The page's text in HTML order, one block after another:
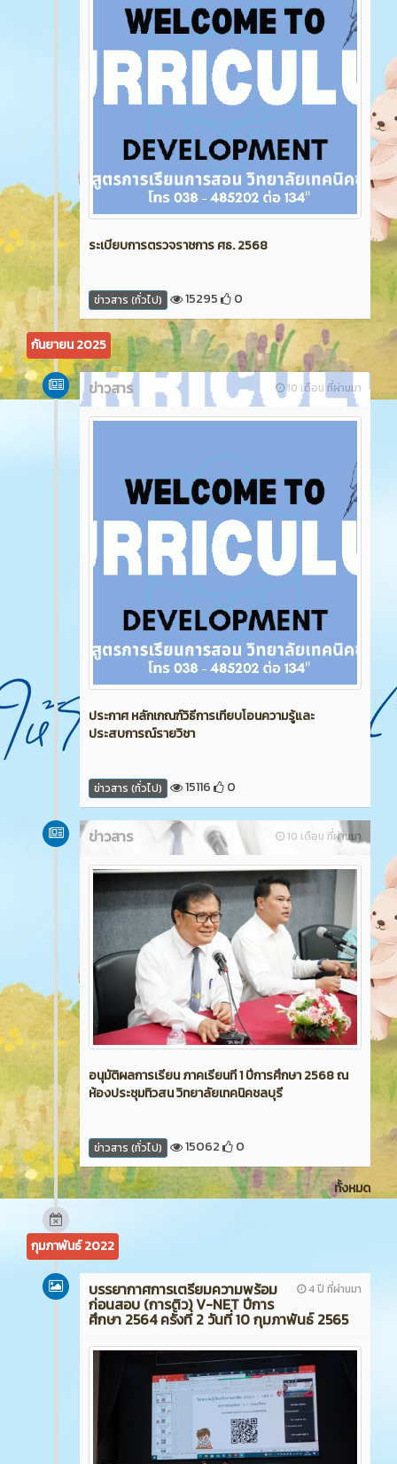
ระเบียบการตรวจราชการ ศธ. 2568
ข่าวสาร (ทั่วไป) 15295 0
กันยายน 2025
10 เดือน ที่ผ่านมา
ข่าวสาร
ประกาศ หลักเกณฑ์วิธีการเทียบโอนความรู้และ
ประสบการณ์รายวิชา
ข่าวสาร (ทั่วไป) 15116 0
10 เดือน ที่ผ่านมา
ข่าวสาร
อนุมัติผลการเรียน ภาคเรียนที 1 ปีการศึกษา 2568 ณ
ห้องประชุมทิวสน วิทยาลัยเทคนิคชลบุรี
ข่าวสาร (ทั่วไป) 15062 0
ทั้งหมด
กุมภาพันธ์ 2022
4 ปี ที่ผ่านมา
บรรยากาศการเตรียมความพร้อม
ก่อนสอบ (การติว) V-NET ปีการ
ศึกษา 2564 ครั้งที่ 2 วันที่ 10 กุมภาพันธ์ 2565